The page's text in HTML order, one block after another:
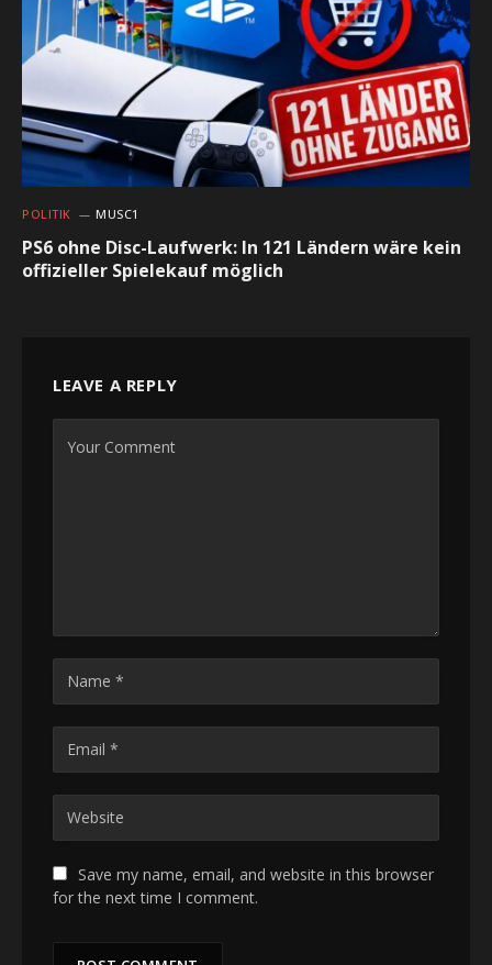
POLITIK MUSC1
PS6 ohne Disc-Laufwerk: In 121 Ländern wäre kein
offizieller Spielekauf möglich
LEAVE A REPLY
Save my name, email, and website in this browser
for the next time I comment.